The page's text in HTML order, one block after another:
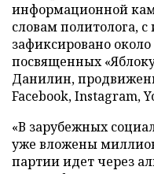
информационной
словам политолога,
зафиксировано
посвященных
Данилин,
Facebook, Instagram,
«В зарубежных
уже вложены
партии идет через